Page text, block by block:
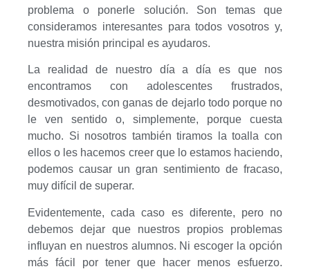
problema o ponerle solución. Son temas que
consideramos interesantes para todos vosotros y,
nuestra misión principal es ayudaros.
La realidad de nuestro día a día es que nos
encontramos con adolescentes frustrados,
desmotivados, con ganas de dejarlo todo porque no
le ven sentido o, simplemente, porque cuesta
mucho. Si nosotros también tiramos la toalla con
ellos o les hacemos creer que lo estamos haciendo,
podemos causar un gran sentimiento de fracaso,
muy difícil de superar.
Evidentemente, cada caso es diferente, pero no
debemos dejar que nuestros propios problemas
influyan en nuestros alumnos. Ni escoger la opción
más fácil por tener que hacer menos esfuerzo.